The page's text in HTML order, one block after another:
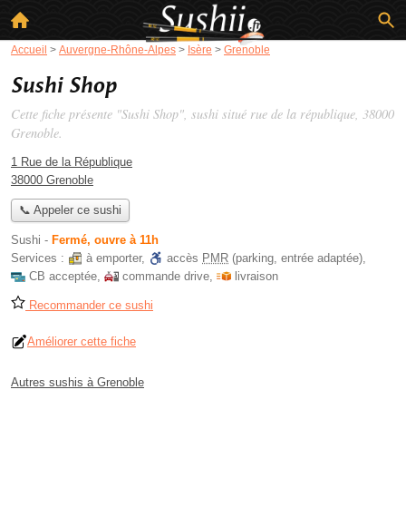
Accueil > Auvergne-Rhône-Alpes > Isère > Grenoble
Sushi Shop
Cette fiche présente "Sushi Shop", sushi situé rue de la république, 38000
Grenoble.
1 Rue de la République
38000 Grenoble
📞 Appeler ce sushi
Sushi - Fermé, ouvre à 11h
Services :
à emporter, accès PMR (parking, entrée adaptée),
CB acceptée, commande drive, livraison
Recommander ce sushi
Améliorer cette fiche
Autres sushis à Grenoble